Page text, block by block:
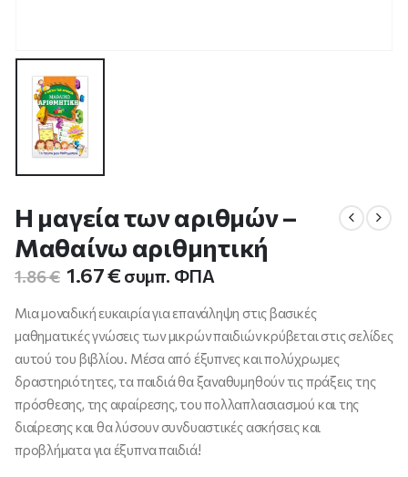
Η μαγεία των αριθμών –
Μαθαίνω αριθμητική
1.86€ Original
was:
1.86 €.
1.67€Η
τρέχουσα
τιμή
είναι:
1.67 €.
συμπ. ΦΠΑ
Μια μοναδική ευκαιρία για επανάληψη στις βασικές
μαθηματικές γνώσεις των μικρών παιδιών κρύβεται στις σελίδες
αυτού του βιβλίου. Μέσα από έξυπνες και πολύχρωμες
δραστηριότητες, τα παιδιά θα ξαναθυμηθούν τις πράξεις της
πρόσθεσης, της αφαίρεσης, του πολλαπλασιασμού και της
διαίρεσης και θα λύσουν συνδυαστικές ασκήσεις και
προβλήματα για έξυπνα παιδιά!